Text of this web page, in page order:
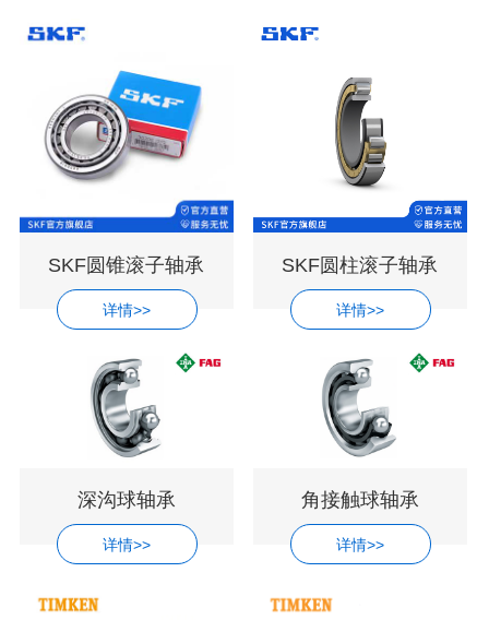
SKF圆锥滚子轴承
详情>>
SKF圆柱滚子轴承
详情>>
深沟球轴承
详情>>
角接触球轴承
详情>>